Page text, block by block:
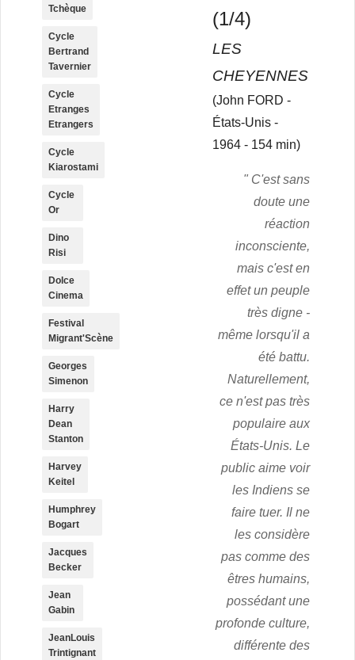
(1/4)
LES
CHEYENNES
(John FORD -
États-Unis -
1964 - 154 min)
" C'est sans
doute une
réaction
inconsciente,
mais c'est en
effet un peuple
très digne -
même lorsqu'il a
été battu.
Naturellement,
ce n'est pas très
populaire aux
États-Unis. Le
public aime voir
les Indiens se
faire tuer. Il ne
les considère
pas comme des
êtres humains,
possédant une
profonde culture,
différente des
Tchèque
Cycle
Bertrand
Tavernier
Cycle
Etranges
Etrangers
Cycle
Kiarostami
Cycle
Or
Dino
Risi
Dolce
Cinema
Festival
Migrant'Scène
Georges
Simenon
Harry
Dean
Stanton
Harvey
Keitel
Humphrey
Bogart
Jacques
Becker
Jean
Gabin
JeanLouis
Trintignant